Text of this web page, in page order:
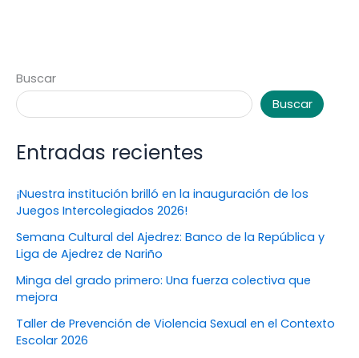
Buscar
Buscar
Entradas recientes
¡Nuestra institución brilló en la inauguración de los
Juegos Intercolegiados 2026!
Semana Cultural del Ajedrez: Banco de la República y
Liga de Ajedrez de Nariño
Minga del grado primero: Una fuerza colectiva que
mejora
Taller de Prevención de Violencia Sexual en el Contexto
Escolar 2026